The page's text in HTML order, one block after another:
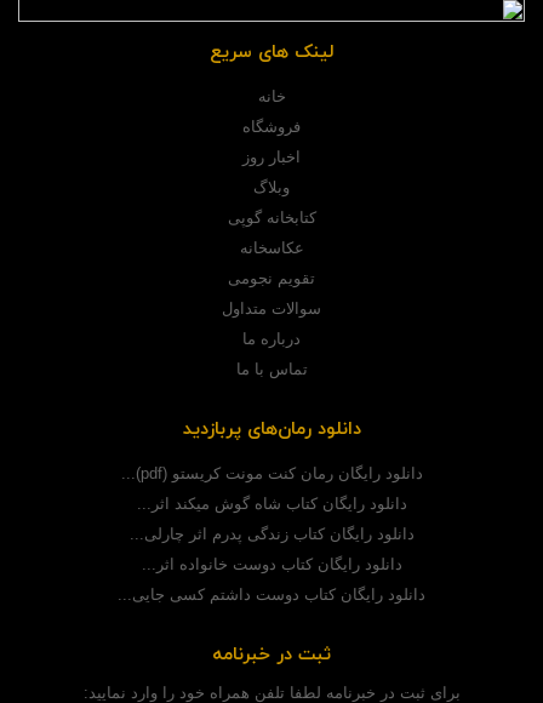
لینک های سریع
خانه
فروشگاه
اخبار روز
وبلاگ
کتابخانه گوپی
عکاسخانه
تقویم نجومی
سوالات متداول
درباره ما
تماس با ما
دانلود رمان‌های پربازدید
دانلود رایگان رمان کنت مونت کریستو (pdf)...
دانلود رایگان کتاب شاه گوش میکند اثر...
دانلود رایگان کتاب زندگی پدرم اثر چارلی...
دانلود رایگان کتاب دوست خانواده اثر...
دانلود رایگان کتاب دوست داشتم کسی جایی...
ثبت در خبرنامه
برای ثبت در خبرنامه لطفا تلفن همراه خود را وارد نمایید: